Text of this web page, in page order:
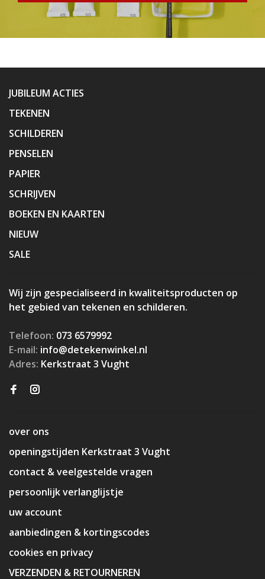
JUBILEUM ACTIES
TEKENEN
SCHILDEREN
PENSELEN
PAPIER
SCHRIJVEN
BOEKEN EN KAARTEN
NIEUW
SALE
Wij zijn gespecialiseerd in kwaliteitsproducten op
het gebied van tekenen en schilderen.
Telefoon: 073 6579992
E-mail: info@detekenwinkel.nl
Adres: Kerkstraat 3 Vught
over ons
openingstijden Kerkstraat 3 Vught
contact & veelgestelde vragen
persoonlijk verlanglijstje
uw account
aanbiedingen & kortingscodes
cookies en privacy
VERZENDEN & RETOURNEREN